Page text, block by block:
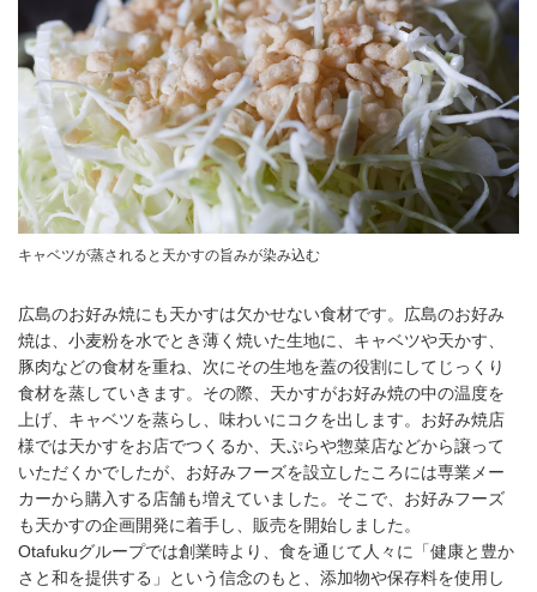
キャベツが蒸されると天かすの旨みが染み込む
広島のお好み焼にも天かすは欠かせない食材です。広島のお好み
焼は、小麦粉を水でとき薄く焼いた生地に、キャベツや天かす、
豚肉などの食材を重ね、次にその生地を蓋の役割にしてじっくり
食材を蒸していきます。その際、天かすがお好み焼の中の温度を
上げ、キャベツを蒸らし、味わいにコクを出します。お好み焼店
様では天かすをお店でつくるか、天ぷらや惣菜店などから譲って
いただくかでしたが、お好みフーズを設立したころには専業メー
カーから購入する店舗も増えていました。そこで、お好みフーズ
も天かすの企画開発に着手し、販売を開始しました。
Otafukuグループでは創業時より、食を通じて人々に「健康と豊か
さと和を提供する」という信念のもと、添加物や保存料を使用し